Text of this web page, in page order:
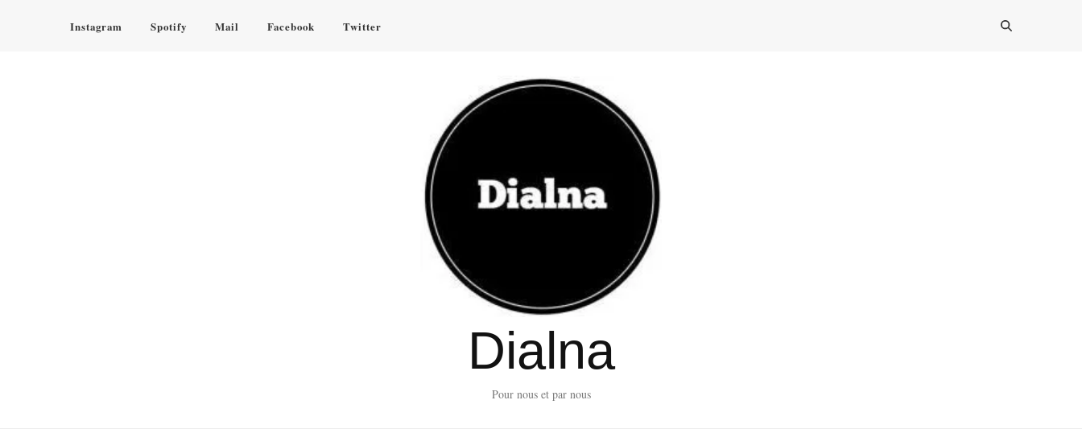
Instagram Spotify Mail Facebook Twitter
Dialna
Pour nous et par nous